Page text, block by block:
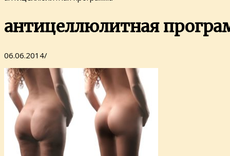
антицеллюлитная
06.06.2014/